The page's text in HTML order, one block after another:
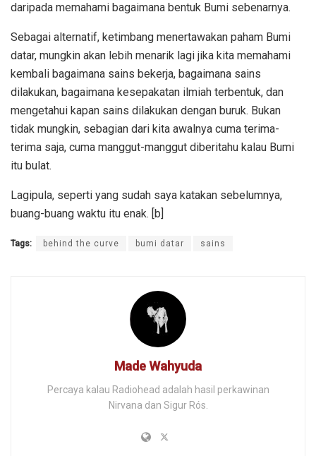
daripada memahami bagaimana bentuk Bumi sebenarnya.
Sebagai alternatif, ketimbang menertawakan paham Bumi
datar, mungkin akan lebih menarik lagi jika kita memahami
kembali bagaimana sains bekerja, bagaimana sains
dilakukan, bagaimana kesepakatan ilmiah terbentuk, dan
mengetahui kapan sains dilakukan dengan buruk. Bukan
tidak mungkin, sebagian dari kita awalnya cuma terima-
terima saja, cuma manggut-manggut diberitahu kalau Bumi
itu bulat.
Lagipula, seperti yang sudah saya katakan sebelumnya,
buang-buang waktu itu enak. [b]
Tags: behind the curve bumi datar sains
Made Wahyuda
Percaya kalau Radiohead adalah hasil perkawinan
Nirvana dan Sigur Rós.